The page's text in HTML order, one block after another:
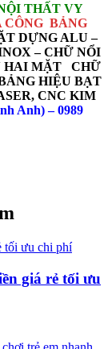
THẤT VY
CÔNG BẢNG
DỰNG ALU –
– CHỮ NỔI
HAI MẶT
CHỮ
HIỆU BẠT
CNC KIM
Anh) – 0989
giá rẻ tối ưu